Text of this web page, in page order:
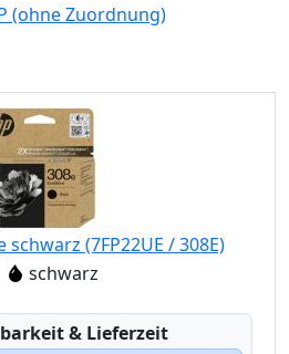
(ohne Zuordnung)
(7FP22UE / 308E)
schwarz
& Lieferzeit